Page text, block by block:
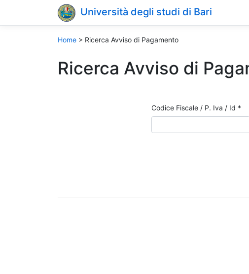
Università degli studi di Bari
Home > Ricerca Avviso di Pagamento
Ricerca Avviso di
Codice Fiscale / P. Iva / Id *